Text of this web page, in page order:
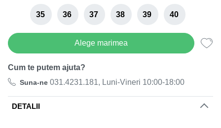
35 36 37 38 39 40
Alege marimea
Cum te putem ajuta?
Suna-ne 031.4231.181, Luni-Vineri 10:00-18:00
DETALII